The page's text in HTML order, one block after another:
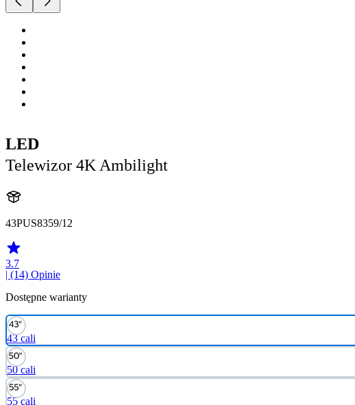
LED
Telewizor 4K Ambilight
43PUS8359/12
3.7
| (14) Opinie
Dostępne warianty
43 cali
50 cali
55 cali